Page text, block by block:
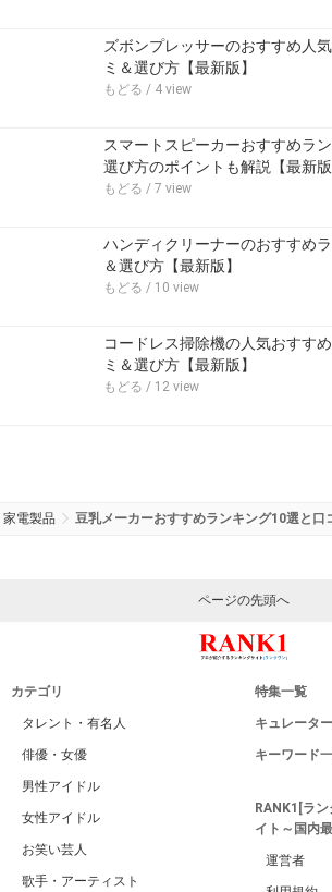
ズボンプレッサーのおすすめ人
ミ＆選び方【最新版】
もどる / 4 view
スマートスピーカーおすすめラ
選び方のポイントも解説【最新版
もどる / 7 view
ハンディクリーナーのおすすめ
＆選び方【最新版】
もどる / 10 view
コードレス掃除機の人気おすす
ミ＆選び方【最新版】
もどる / 12 view
家電製品 豆乳メーカーおすすめランキング10選と口
ページの先頭へ
カテゴリ
タレント・有名人
俳優・女優
男性アイドル
女性アイドル
お笑い芸人
歌手・アーティスト
特集一覧
キュレータ
キーワード
RANK1[ラ
イト～国内
運営者